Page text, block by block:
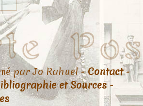
par Jo Rahuel -Contact-
et Sources-